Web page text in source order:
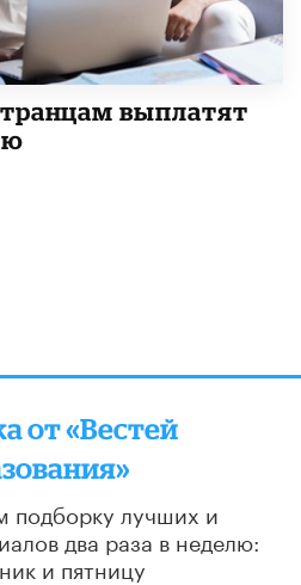
выплатят
от «Вестей
подборку лучших и
два раза в неделю:
и пятницу